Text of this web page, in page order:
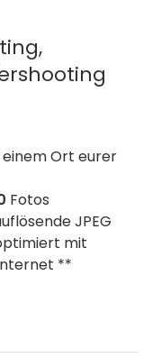
einem Ort eurer
Fotos
JPEG
mit
**